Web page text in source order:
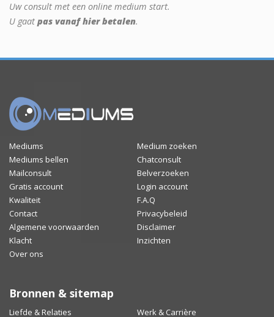
Uw consult met een online medium start.
U gaat pas vanaf hier betalen.
Mediums
Medium zoeken
Mediums bellen
Chatconsult
Mailconsult
Belverzoeken
Gratis account
Login account
Kwaliteit
F.A.Q
Contact
Privacybeleid
Algemene voorwaarden
Disclaimer
Klacht
Inzichten
Over ons
Bronnen & sitemap
Liefde & Relaties Werk & Carrière